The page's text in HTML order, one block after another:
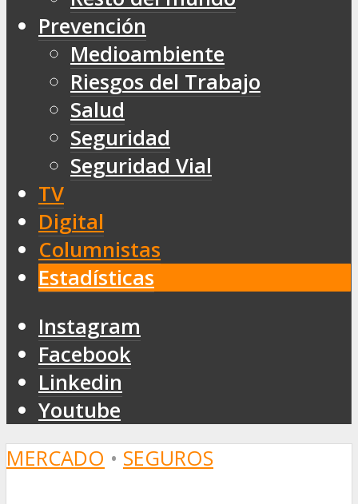
Prevención
Medioambiente
Riesgos del Trabajo
Salud
Seguridad
Seguridad Vial
TV
Digital
Columnistas
Estadísticas
Instagram
Facebook
Linkedin
Youtube
MERCADO • SEGUROS